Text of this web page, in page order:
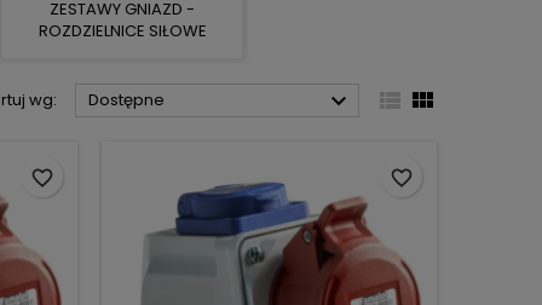
ZESTAWY GNIAZD -
ROZDZIELNICE SIŁOWE
wg: Dostępne   
favorite_border favorite_border